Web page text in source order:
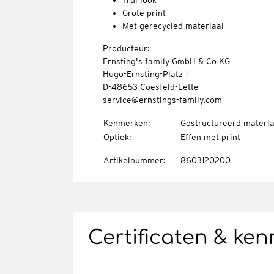
Grote print
Met gerecycled materiaal
Producteur:
Ernsting's family GmbH & Co KG
Hugo-Ernsting-Platz 1
D-48653 Coesfeld-Lette
service@ernstings-family.com
Kenmerken:
Gestructureerd
Optiek: Effen met print
Artikelnummer: 8603120200
Certificaten &